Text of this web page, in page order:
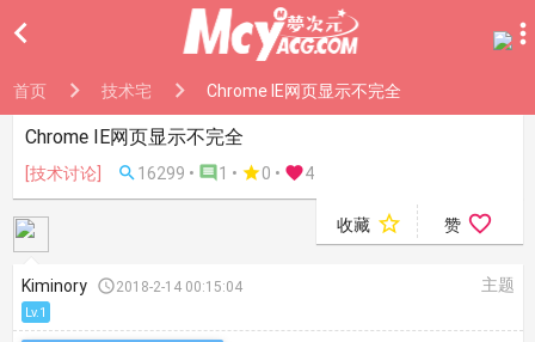

首页 技术宅 Chrome IE网页显示不完全
Chrome IE网页显示不完全
[技术讨论]  16299 •  1 • 0 • 4
收藏  赞 
Kiminory 2018-2-14 00:15:04 主题
Lv.1